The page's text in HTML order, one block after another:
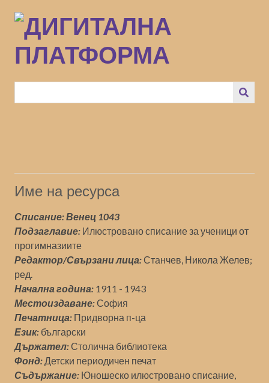
към
основното
съдържание
Име на ресурса
Списание: Венец 1043
Подзаглавие: Илюстровано списание за ученици от
прогимназиите
Редактор/Свързани лица:Станчев, Никола Желев;
ред.
Начална година: 1911 - 1943
Местоиздаване:София
Печатница: Придворна п-ца
Език: български
Държател:Столична библиотека
Фонд:Детски периодичен печат
Съдържание: Юношеско илюстровано списание,